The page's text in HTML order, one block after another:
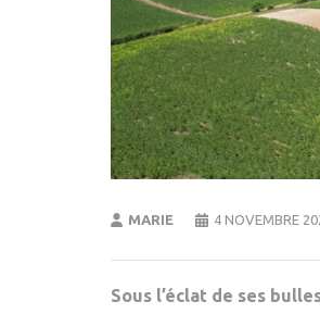
MARIE 4 NOVEMBRE
Sous l’éclat de ses